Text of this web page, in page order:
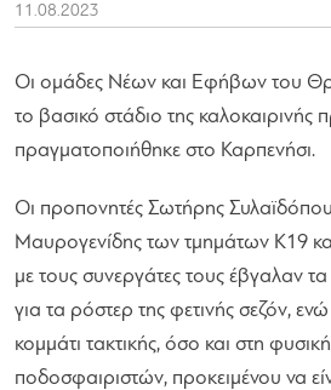
11.08.2023
Οι ομάδες Νέων και Εφήβων του
το βασικό στάδιο της καλοκαιρινής
πραγματοποιήθηκε στο Καρπενήσι.
Οι προπονητές Σωτήρης
Μαυρογενίδης των τμημάτων Κ19
με τους συνεργάτες τους έβγαλαν
για τα ρόστερ της φετινής σεζόν,
κομμάτι τακτικής, όσο και στη
ποδοσφαιριστών, προκειμένου να